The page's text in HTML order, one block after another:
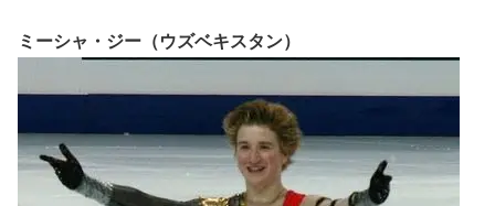
ミーシャ・ジー（ウズベキスタン）